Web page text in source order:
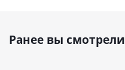
Ранее вы смотрели